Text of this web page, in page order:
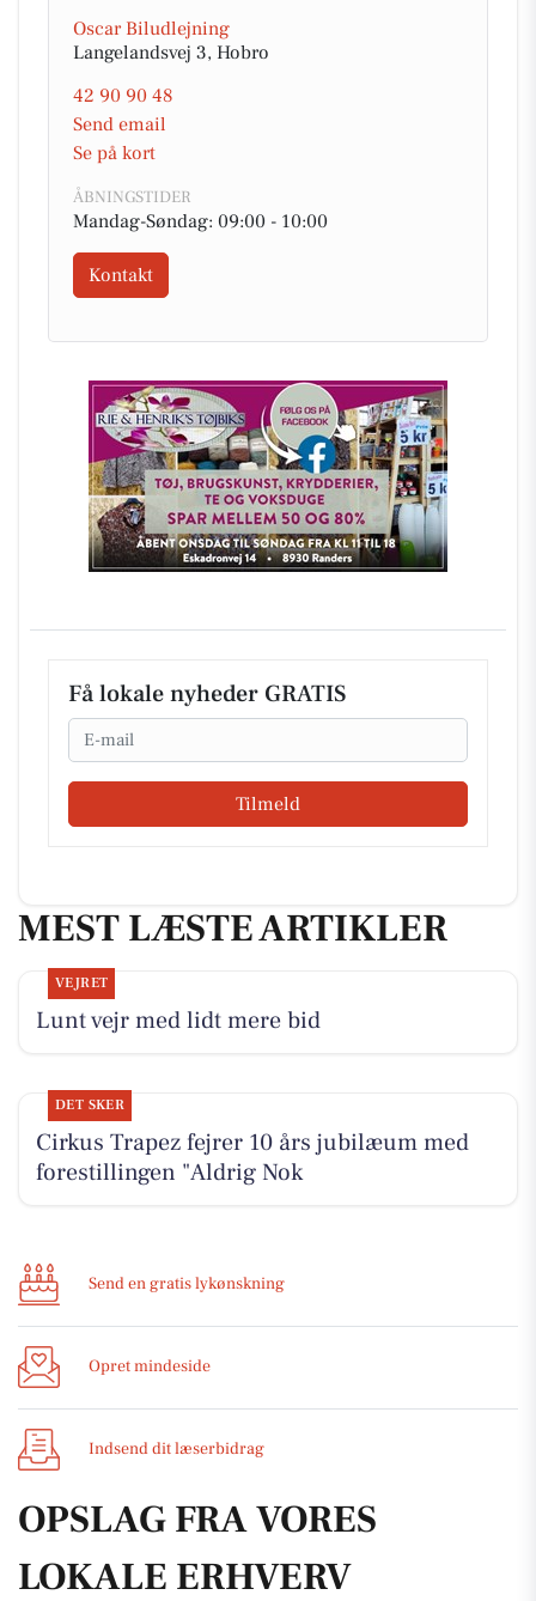
Oscar Biludlejning
Langelandsvej 3, Hobro
42 90 90 48
Send email
Se på kort
ÅBNINGSTIDER
Mandag-Søndag: 09:00 - 10:00
Kontakt
Få lokale nyheder GRATIS
Email
Tilmeld
MEST LÆSTE ARTIKLER
VEJRET
Lunt vejr med lidt mere bid
DET SKER
Cirkus Trapez fejrer 10 års jubilæum med
forestillingen "Aldrig Nok
Send en gratis lykønskning
Opret mindeside
Indsend dit læserbidrag
OPSLAG FRA VORES
LOKALE ERHVERV